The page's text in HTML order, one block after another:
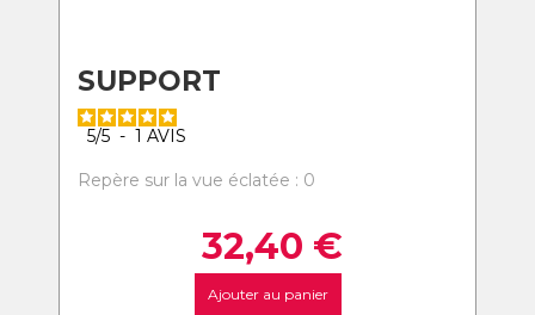
SUPPORT
5/5 - 1 AVIS
Repère sur la vue éclatée : 0
32,40 €
Ajouter au panier